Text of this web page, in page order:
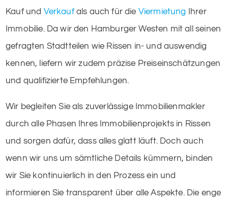
Kauf und Verkaufals auch für die Viermietung Ihrer
Immobilie. Da wir den Hamburger Westen mit all seinen
gefragten Stadtteilen wie Rissen in- und auswendig
kennen, liefern wir zudem präzise Preiseinschätzungen
und qualifizierte Empfehlungen.
Wir begleiten Sie als zuverlässige Immobilienmakler
durch alle Phasen Ihres Immobilienprojekts in Rissen
und sorgen dafür, dass alles glatt läuft. Doch auch
wenn wir uns um sämtliche Details kümmern, binden
wir Sie kontinuierlich in den Prozess ein und
informieren Sie transparent über alle Aspekte. Die enge